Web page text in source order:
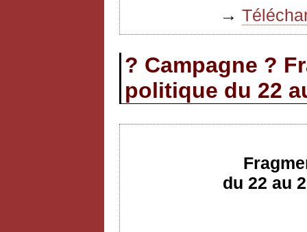
→
? Campagne ?
politique du 22
du 22 au